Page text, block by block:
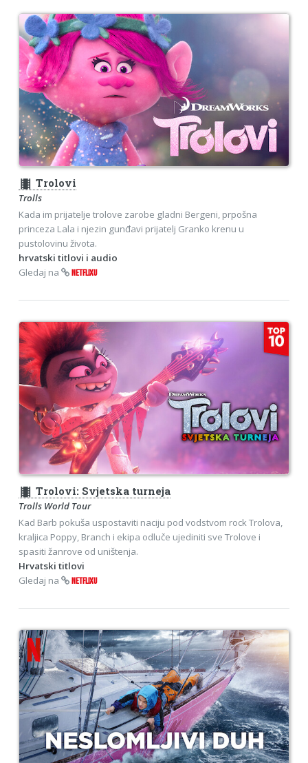
theaters Trolovi
Trolls
Kada im prijatelje trolove zarobe gladni Bergeni, prpošna
princeza Lala i njezin gunđavi prijatelj Granko krenu u
pustolovinu života.
hrvatski titlovi i audio
Gledaj na
NETFLIXU
theaters Trolovi: Svjetska turneja
Trolls World Tour
Kad Barb pokuša uspostaviti naciju pod vodstvom rock Trolova,
kraljica Poppy, Branch i ekipa odluče ujediniti sve Trolove i
spasiti žanrove od uništenja.
Hrvatski titlovi
Gledaj na
NETFLIXU